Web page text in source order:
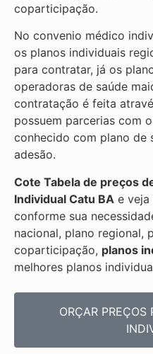
coparticipação.
No convenio médico
os planos individuais
para contratar, já os
operadoras de saúde
contratação é feita
possuem parcerias com
conhecido com plano de
adesão.
Cote Tabela de preços
Individual Catu BA e
conforme sua
nacional, plano regional,
coparticipação, planos
melhores planos
ORÇAR